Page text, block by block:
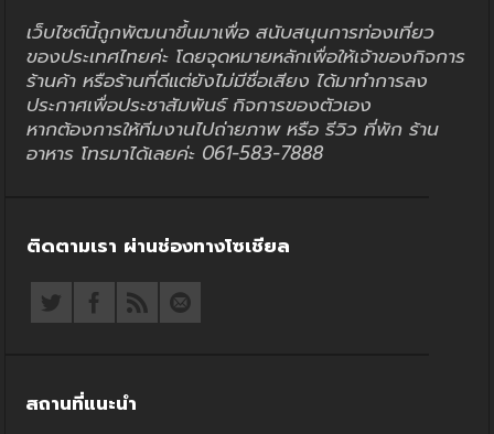
เว็บไซต์นี้ถูกพัฒนาขึ้นมาเพื่อ สนับสนุนการท่องเที่ยว
ของประเทศไทยค่ะ โดยจุดหมายหลักเพื่อให้เจ้าของกิจการ
ร้านค้า หรือร้านที่ดีแต่ยังไม่มีชื่อเสียง ได้มาทำการลง
ประกาศเพื่อประชาสัมพันธ์ กิจการของตัวเอง
หากต้องการให้ทีมงานไปถ่ายภาพ หรือ รีวิว ที่พัก ร้าน
อาหาร โทรมาได้เลยค่ะ 061-583-7888
ติดตามเรา ผ่านช่องทางโซเชียล
สถานที่แนะนำ